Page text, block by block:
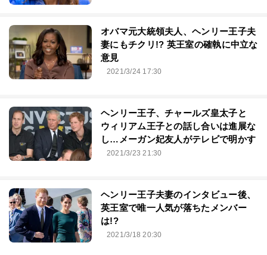
オバマ元大統領夫人、ヘンリー王子夫
妻にもチクリ!? 英王室の確執に中立な
意見
2021/3/24 17:30
ヘンリー王子、チャールズ皇太子と
ウィリアム王子との話し合いは進展な
し…メーガン妃友人がテレビで明かす
2021/3/23 21:30
ヘンリー王子夫妻のインタビュー後、
英王室で唯一人気が落ちたメンバー
は!?
2021/3/18 20:30